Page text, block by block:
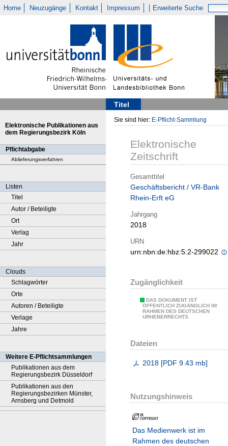
Home Neuzugänge Kontakt Impressum Erweiterte Suche
Titel
Elektronische Publikationen aus
dem Regierungsbezirk Köln
Pflichtabgabe
Ablieferungsverfahren
Listen
Titel
Autor / Beteiligte
Ort
Verlag
Jahr
Clouds
Schlagwörter
Orte
Autoren / Beteiligte
Verlage
Jahre
Weitere E-Pflichtsammlungen
Publikationen aus dem
Regierungsbezirk Düsseldorf
Publikationen aus den
Regierungsbezirken Münster,
Arnsberg und Detmold
Sie sind hier: E-Pflicht-Sammlung
Elektronische
Zeitschrift
Gesamttitel
Geschäftsbericht / VR-Bank
Rhein-Erft eG
Jahrgang
2018
URN
urn:nbn:de:hbz:5:2-299022
Zugänglichkeit
DAS DOKUMENT IST
ÖFFENTLICH ZUGÄNGLICH IM
RAHMEN DES DEUTSCHEN
URHEBERRECHTS.
Dateien
2018 [PDF 9.43 mb]
Nutzungshinweis
Das Medienwerk ist im
Rahmen des deutschen